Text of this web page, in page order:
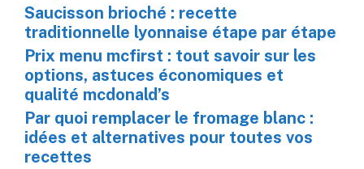
Saucisson brioché : recette
traditionnelle lyonnaise étape par étape
Prix menu mcfirst : tout savoir sur les
options, astuces économiques et
qualité mcdonald’s
Par quoi remplacer le fromage blanc :
idées et alternatives pour toutes vos
recettes